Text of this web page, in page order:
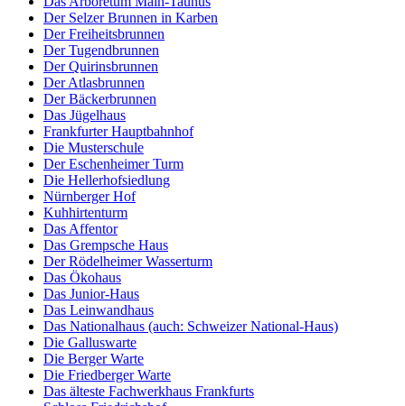
Der Selzer Brunnen in Karben
Der Freiheitsbrunnen
Der Tugendbrunnen
Der Quirinsbrunnen
Der Atlasbrunnen
Der Bäckerbrunnen
Das Jügelhaus
Frankfurter Hauptbahnhof
Die Musterschule
Der Eschenheimer Turm
Die Hellerhofsiedlung
Nürnberger Hof
Kuhhirtenturm
Das Affentor
Das Grempsche Haus
Der Rödelheimer Wasserturm
Das Ökohaus
Das Junior-Haus
Das Leinwandhaus
Das Nationalhaus (auch: Schweizer National-Haus)
Die Galluswarte
Die Berger Warte
Die Friedberger Warte
Das älteste Fachwerkhaus Frankfurts